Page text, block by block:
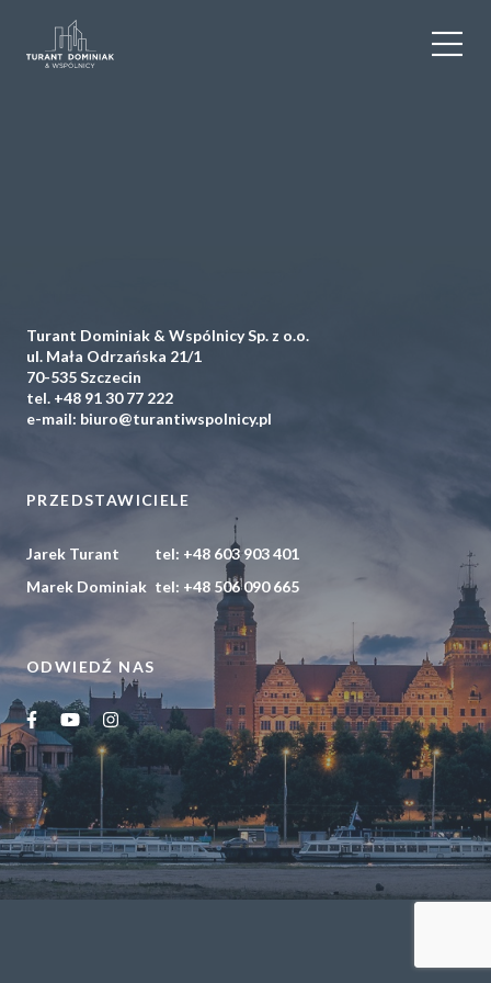
USŁUGI DODATKOWE
O NAS
POLITYKA PRYWATNOŚCI
Turant Dominiak & Wspólnicy Sp. z o.o.
ul. Mała Odrzańska 21/1
70-535 Szczecin
tel. +48 91 30 77 222
e-mail: biuro@turantiwspolnicy.pl
PRZEDSTAWICIELE
Jarek Turant tel: +48 603 903 401
Marek Dominiak tel: +48 506 090 665
ODWIEDŹ NAS